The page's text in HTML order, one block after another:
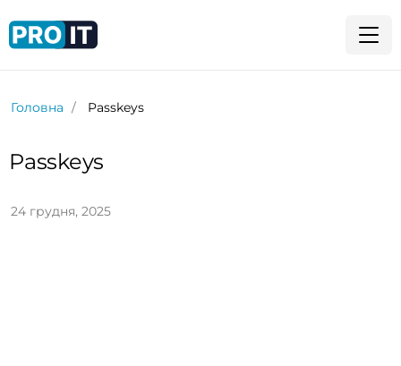
Головна Passkeys
Passkeys
24 грудня, 2025